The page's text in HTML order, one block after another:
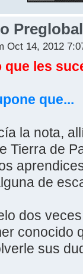
Oct 14, 2012
que les
que...
la nota,
Tierra de
de
dos
conocido
sus